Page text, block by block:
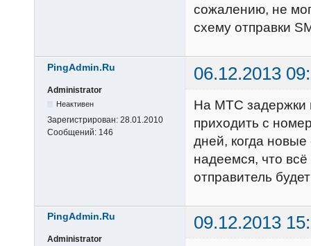
сожалению, не
схему отправки
PingAdmin.Ru 06.12.2013
Administrator
Неактивен
Зарегистрирован: 28.01.2010
Сообщений: 146
На МТС задержки
приходить с
дней, когда
надеемся, что
отправитель
PingAdmin.Ru 09.12.2013
Administrator